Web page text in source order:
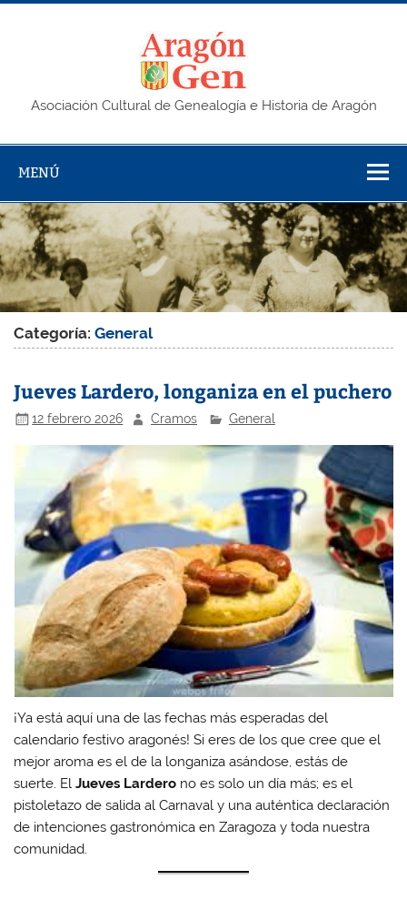
Saltar
Asociación Cultural de Genealogía e Historia de Aragón
MENÚ
Categoría:General
Jueves Lardero, longaniza en el puchero
12 febrero 2026 Cramos General
¡Ya está aquí una de las fechas más esperadas del
calendario festivo aragonés! Si eres de los que cree que el
mejor aroma es el de la longaniza asándose, estás de
suerte. ElJueves Lardero no es solo un día más; es el
pistoletazo de salida al Carnaval y una auténtica declaración
de intenciones gastronómica en Zaragoza y toda nuestra
comunidad.